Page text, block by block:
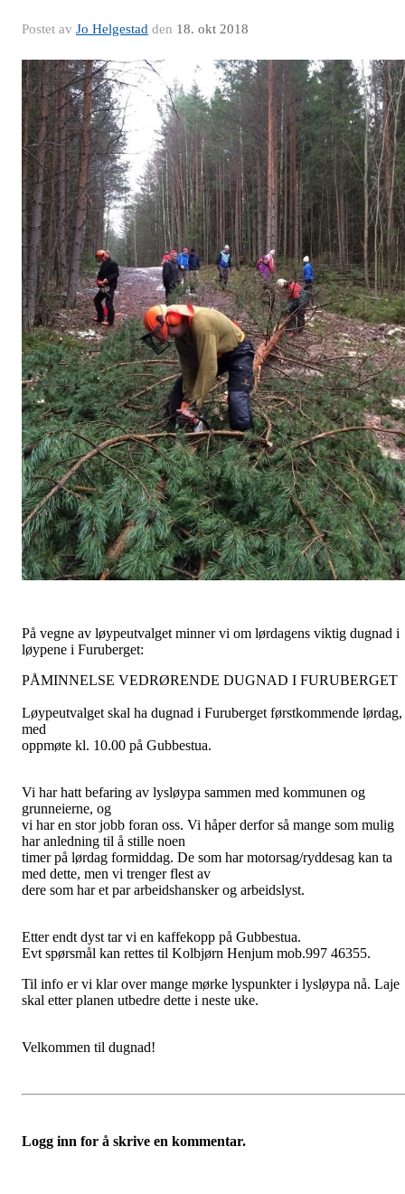
Postet av Jo Helgestad den 18. okt 2018
På vegne av løypeutvalget minner vi om lørdagens viktig dugnad i
løypene i Furuberget:
PÅMINNELSE VEDRØRENDE DUGNAD I FURUBERGET
Løypeutvalget skal ha dugnad i Furuberget førstkommende lørdag,
med
oppmøte kl. 10.00 på Gubbestua.
Vi har hatt befaring av lysløypa sammen med kommunen og
grunneierne, og
vi har en stor jobb foran oss. Vi håper derfor så mange som mulig
har anledning til å stille noen
timer på lørdag formiddag. De som har motorsag/ryddesag kan ta
med dette, men vi trenger flest av
dere som har et par arbeidshansker og arbeidslyst.
Etter endt dyst tar vi en kaffekopp på Gubbestua.
Evt spørsmål kan rettes til Kolbjørn Henjum mob.997 46355.
Til info er vi klar over mange mørke lyspunkter i lysløypa nå. Laje
skal etter planen utbedre dette i neste uke.
Velkommen til dugnad!
Logg inn for å skrive en kommentar.